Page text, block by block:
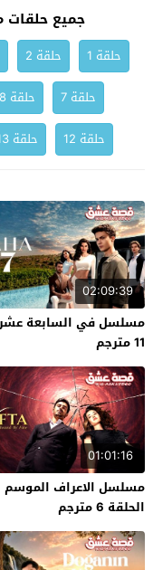
جميع حلقات
حلقة 1 حلقة 2
حلقة 7
حلقة 8
حلقة 12
حلقة 13
02:09:39
مسلسل في السابعة عشر
11 مترجم
01:01:16
مسلسل الاعراف الموسم
الحلقة 6 مترجم